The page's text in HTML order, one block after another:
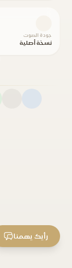
جودة الصوت
نسخة أصلية
رأيك يهمنا